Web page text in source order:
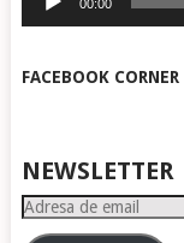
audio
00:00
FACEBOOK CORNER
NEWSLETTER
Adresa